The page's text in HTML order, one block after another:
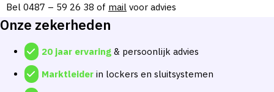
Bel 0487 – 59 26 38 of mail voor advies
Onze zekerheden
20 jaar ervaring & persoonlijk advies
Marktleider in lockers en sluitsystemen